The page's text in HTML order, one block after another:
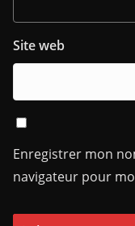
Site web
Enregistrer mon
navigateur pour